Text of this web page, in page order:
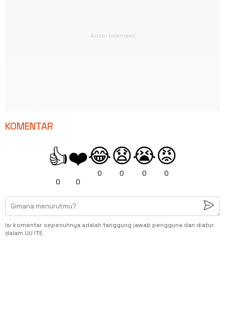
KOMENTAR
👍
0
❤️
0
😂
0
😧
0
😭
0
😡
0
Isi komentar sepenuhnya adalah tanggung jawab pengguna dan diatur
dalam UU ITE